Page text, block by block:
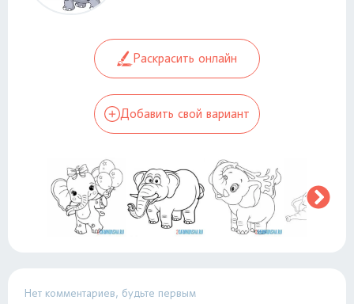
Раскрасить онлайн
Добавить свой вариант
Нет комментариев, будьте первым